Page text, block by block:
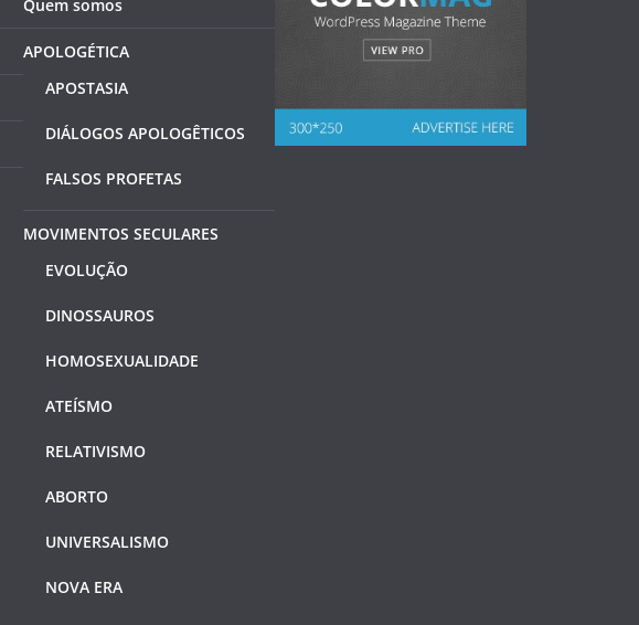
Quem somos
APOLOGÉTICA
APOSTASIA
DIÁLOGOS APOLOGÊTICOS
FALSOS PROFETAS
MOVIMENTOS SECULARES
EVOLUÇÃO
DINOSSAUROS
HOMOSEXUALIDADE
ATEÍSMO
RELATIVISMO
ABORTO
UNIVERSALISMO
NOVA ERA